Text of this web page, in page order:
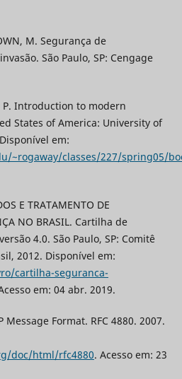
M. Segurança de
São Paulo, SP: Cengage
P. Introduction to modern
States of America: University of
em:
~rogaway/classes/227/spring05/
E TRATAMENTO DE
NO BRASIL. Cartilha de
4.0. São Paulo, SP: Comitê
2012. Disponível em:
cartilha-seguranca-
em: 04 abr. 2019.
Message Format. RFC 4880. 2007.
doc/html/rfc4880. Acesso em: 23